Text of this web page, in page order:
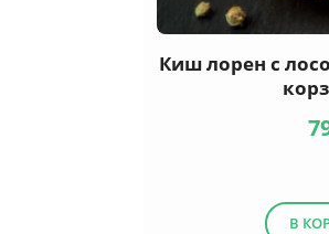
Киш лорен с
В